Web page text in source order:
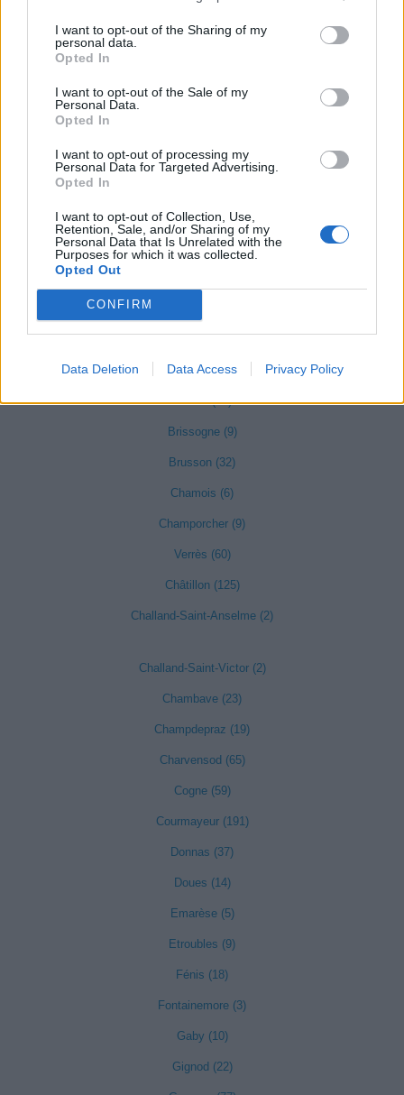
I want to opt-out of the Sharing of my
personal data.
Opted In
I want to opt-out of the Sale of my
Personal Data.
Opted In
I want to opt-out of processing my
Personal Data for Targeted Advertising.
Opted In
I want to opt-out of Collection, Use,
Retention, Sale, and/or Sharing of my
Personal Data that Is Unrelated with the
Purposes for which it was collected.
Opted Out
CONFIRM
Data Deletion Data Access Privacy Policy
provincia di Aosta
Ayas (97)
Allein (4)
La Magdeleine (3)
Aosta (875)
Bard (2)
Bionaz (12)
Brissogne (9)
Brusson (32)
Chamois (6)
Champorcher (9)
Verrès (60)
Châtillon (125)
Challand-Saint-Anselme (2)
Challand-Saint-Victor (2)
Chambave (23)
Champdepraz (19)
Charvensod (65)
Cogne (59)
Courmayeur (191)
Donnas (37)
Doues (14)
Emarèse (5)
Etroubles (9)
Fénis (18)
Fontainemore (3)
Gaby (10)
Gignod (22)